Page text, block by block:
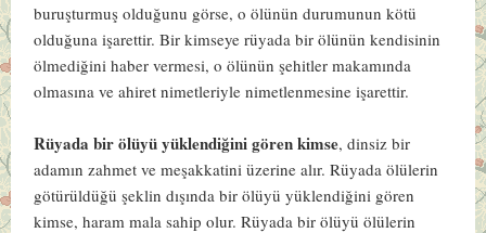
buruşturmuş olduğunu görse, o ölünün durumunun kötü
olduğuna işarettir. Bir kimseye rüyada bir ölünün kendisinin
ölmediğini haber vermesi, o ölünün şehitler makamında
olmasına ve ahiret nimetleriyle nimetlenmesine işarettir.
Rüyada bir ölüyü yüklendiğini gören kimse, dinsiz bir
adamın zahmet ve meşakkatini üzerine alır. Rüyada ölülerin
götürüldüğü şeklin dışında bir ölüyü yüklendiğini gören
kimse, haram mala sahip olur. Rüyada bir ölüyü ölülerin